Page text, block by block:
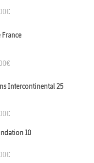
France
Intercontinental 25
10